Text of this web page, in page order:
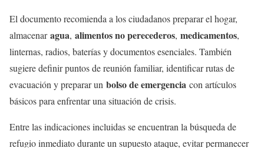
El documento recomienda a los ciudadanos preparar el hogar,
almacenaragua, alimentos no perecederos, medicamentos,
linternas, radios, baterías y documentos esenciales. También
sugiere definir puntos de reunión familiar, identificar rutas de
evacuación y preparar un bolso de emergencia con artículos
básicos para enfrentar una situación de crisis.
Entre las indicaciones incluidas se encuentran la búsqueda de
refugio inmediato durante un supuesto ataque, evitar permanecer